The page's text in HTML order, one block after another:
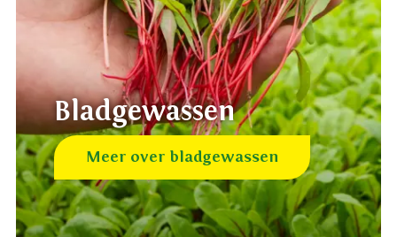
Bladgewassen
Meer over bladgewassen